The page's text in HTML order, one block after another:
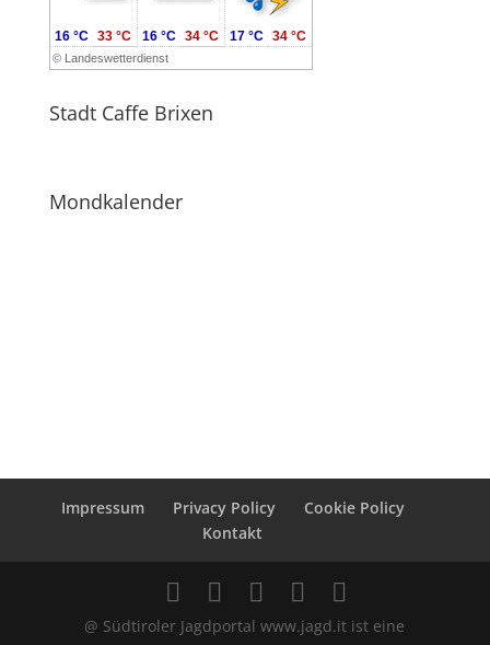
© Landeswetterdienst
16 °C 33 °C 16 °C 34 °C 17 °C 34 °C
Stadt Caffe Brixen
Mondkalender
Impressum Privacy Policy
Cookie Policy
Kontakt
@ Südtiroler Jagdportal www.jagd.it ist eine